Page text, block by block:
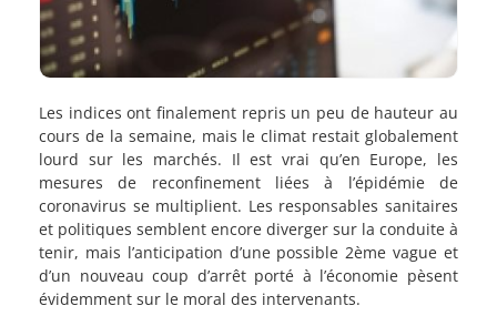
Les indices ont finalement repris un peu de hauteur au
cours de la semaine, mais le climat restait globalement
lourd sur les marchés. Il est vrai qu’en Europe, les
mesures de reconfinement liées à l’épidémie de
coronavirus se multiplient. Les responsables sanitaires
et politiques semblent encore diverger sur la conduite à
tenir, mais l’anticipation d’une possible 2ème vague et
d’un nouveau coup d’arrêt porté à l’économie pèsent
évidemment sur le moral des intervenants.